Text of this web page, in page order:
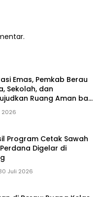
Emas, Pemkab Berau
Sekolah, dan
Ruang Aman bagi
2026
Program Cetak Sawah
Digelar di
Juli 2026